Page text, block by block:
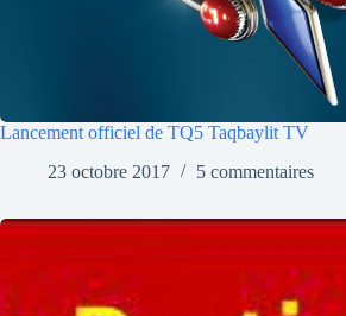
Lancement officiel de TQ5 Taqbaylit TV
23 octobre 2017
5 commentaires